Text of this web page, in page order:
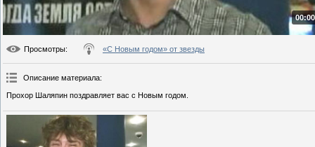
Просмотры: «С Новым годом» от звезды
Описание материала:
Прохор Шаляпин поздравляет вас с Новым годом.